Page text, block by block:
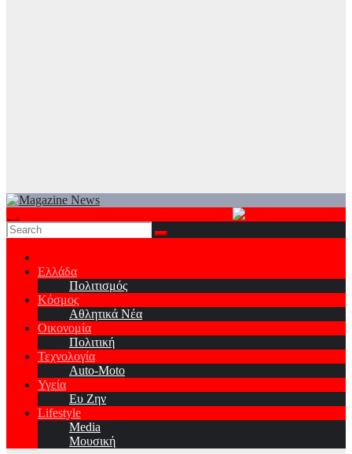
Ελλάδα
Πολιτισμός
Κόσμος
Αθλητικά Νέα
Οικονομία
Πολιτική
Τεχνολογία
Auto-Moto
Υγεία
Ευ Ζην
Lifestyle
Media
Μουσική